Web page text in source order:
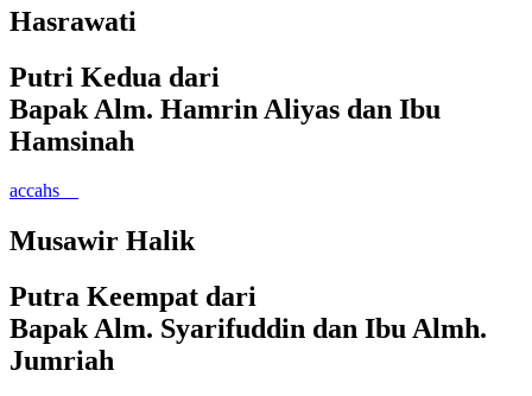
Hasrawati
Putri Kedua dari
Bapak Alm. Hamrin Aliyas dan Ibu
Hamsinah
accahs__
Musawir Halik
Putra Keempat dari
Bapak Alm. Syarifuddin dan Ibu Almh.
Jumriah